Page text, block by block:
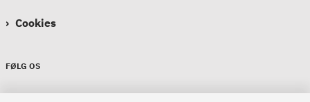
Cookies
FØLG OS